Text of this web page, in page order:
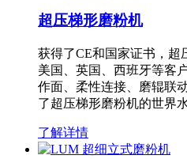
超压梯形磨粉机
获得了CE和国家证书，超
美国、英国、西班牙等客
作面、柔性连接、磨辊联
了超压梯形磨粉机的世界
了解详情